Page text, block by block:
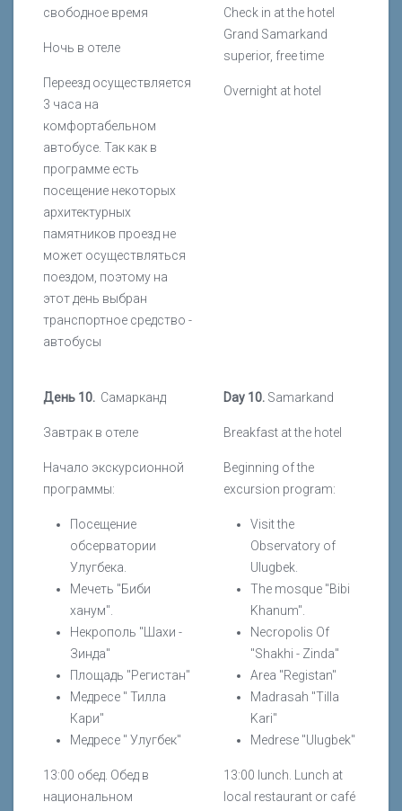
свободное время
Ночь в отеле
Переезд осуществляется
3 часа на
комфортабельном
автобусе. Так как в
программе есть
посещение некоторых
архитектурных
памятников проезд не
может осуществляться
поездом, поэтому на
этот день выбран
транспортное средство -
автобусы
Check in at the hotel
Grand Samarkand
superior, free time
Overnight at hotel
День 10. Самарканд
Завтрак в отеле
Начало экскурсионной
программы:
Посещение
обсерватории
Улугбека.
Мечеть "Биби
ханум".
Некрополь "Шахи -
Зинда"
Площадь "Регистан"
Медресе " Тилла
Кари"
Медресе " Улугбек"
13:00 обед. Обед в
национальном
Day 10. Samarkand
Breakfast at the hotel
Beginning of the
excursion program:
Visit the
Observatory of
Ulugbek.
The mosque "Bibi
Khanum".
Necropolis Of
"Shakhi - Zinda"
Area "Registan"
Madrasah "Tilla
Kari"
Medrese "Ulugbek"
13:00 lunch. Lunch at
local restaurant or café